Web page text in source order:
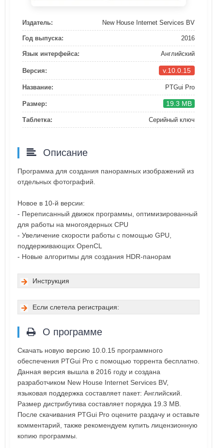
Издатель: New House Internet Services BV
Год выпуска: 2016
Язык интерфейса: Английский
Версия: v.10.0.15
Название: PTGui Pro
Размер: 19.3 MB
Таблетка: Серийный ключ
Описание
Программа для создания панорамных изображений из
отдельных фотографий.
Новое в 10-й версии:
- Переписанный движок программы, оптимизированный
для работы на многоядерных CPU
- Увеличение скорости работы с помощью GPU,
поддерживающих OpenCL
- Новые алгоритмы для создания HDR-панорам
Инструкция
Если слетела регистрация:
О программе
Скачать новую версию 10.0.15 программного
обеспечения PTGui Pro с помощью торрента бесплатно.
Данная версия вышла в 2016 году и создана
разработчиком New House Internet Services BV,
языковая поддержка составляет пакет: Английский.
Размер дистрибутива составляет порядка 19.3 MB.
После скачивания PTGui Pro оцените раздачу и оставьте
комментарий, также рекомендуем купить лицензионную
копию программы.